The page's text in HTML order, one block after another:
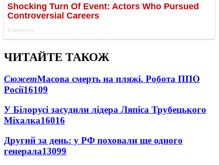
ЧИТАЙТЕ ТАКОЖ
СюжетМасова смерть на пляжі. Робота ППО
Росії16109
У Білорусі засудили лідера Ляпіса Трубецького
Міхалка16016
Другий за день: у РФ поховали ще одного
генерала13099